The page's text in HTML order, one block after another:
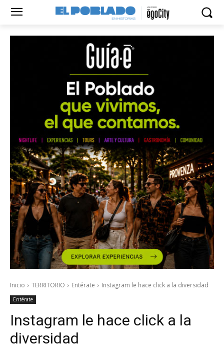
Inicio TERRITORIO Entérate Instagram le hace click a la diversidad
Entérate
Instagram le hace click a la
diversidad